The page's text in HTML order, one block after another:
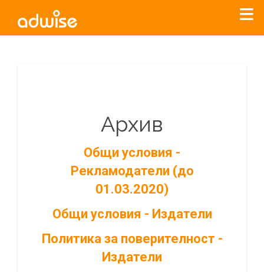
Архив
Общи условия -
Рекламодатели (до
01.03.2020)
Общи условия - Издатели
Политика за поверителност -
Издатели